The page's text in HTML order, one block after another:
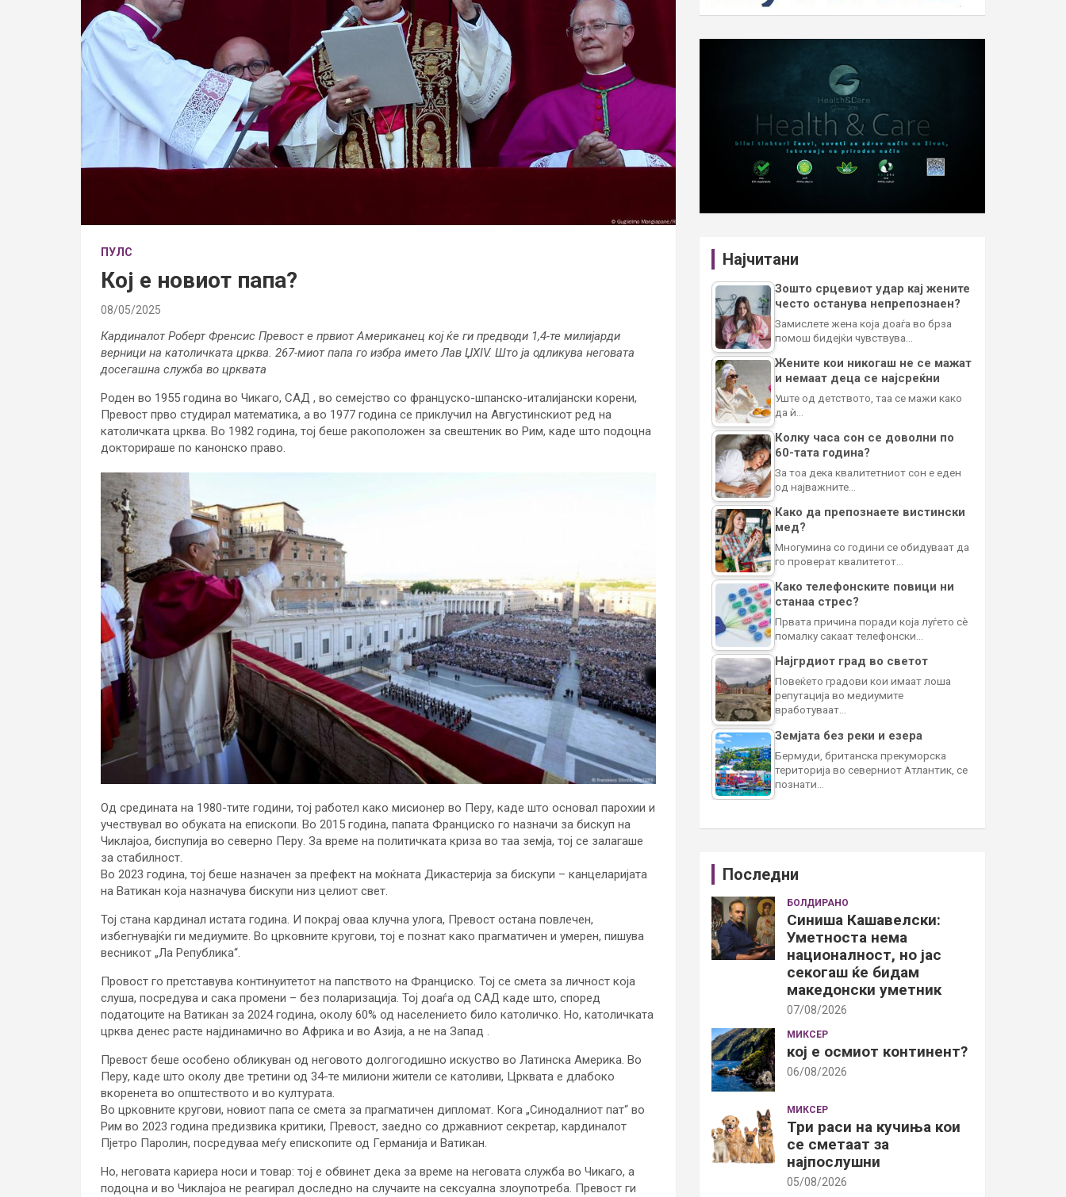
ПУЛС
Кој е новиот папа?
08/05/2025
Кардиналот Роберт Френсис Превост е првиот Американец кој ќе ги предводи 1,4-те милијарди
верници на католичката црква. 267-миот папа го избра името Лав ЏXIV. Што ја одликува неговата
досегашна служба во црквата
Роден во 1955 година во Чикаго, САД , во семејство со француско-шпанско-италијански корени,
Превост прво студирал математика, а во 1977 година се приклучил на Августинскиот ред на
католичката црква. Во 1982 година, тој беше ракоположен за свештеник во Рим, каде што подоцна
докторираше по канонско право.
Од средината на 1980-тите години, тој работел како мисионер во Перу, каде што основал парохии и
учествувал во обуката на епископи. Во 2015 година, папата Франциско го назначи за бискуп на
Чиклајоа, биспупија во северно Перу. За време на политичката криза во таа земја, тој се залагаше
за стабилност.
Во 2023 година, тој беше назначен за префект на моќната Дикастерија за бискупи – канцеларијата
на Ватикан која назначува бискупи низ целиот свет.
Тој стана кардинал истата година. И покрај оваа клучна улога, Превост остана повлечен,
избегнувајќи ги медиумите. Во црковните кругови, тој е познат како прагматичен и умерен, пишува
весникот „Ла Република“.
Провост го претставува континуитетот на папството на Франциско. Тој се смета за личност која
слуша, посредува и сака промени – без поларизација. Тој доаѓа од САД каде што, според
податоците на Ватикан за 2024 година, околу 60% од населението било католичко. Но, католичката
црква денес расте најдинамично во Африка и во Азија, а не на Запад .
Превост беше особено обликуван од неговото долгогодишно искуство во Латинска Америка. Во
Перу, каде што околу две третини од 34-те милиони жители се католиви, Црквата е длабоко
вкоренета во општеството и во културата.
Во црковните кругови, новиот папа се смета за прагматичен дипломат. Кога „Синодалниот пат“ во
Рим во 2023 година предизвика критики, Превост, заедно со државниот секретар, кардиналот
Пјетро Паролин, посредуваа меѓу епископите од Германија и Ватикан.
Но, неговата кариера носи и товар: тој е обвинет дека за време на неговата служба во Чикаго, а
подоцна и во Чиклајоа не реагирал доследно на случаите на сексуална злоупотреба. Превост ги
Најчитани
Зошто срцевиот удар кај жените
често останува непрепознаен?
Замислете жена која доаѓа во брза
помош бидејќи чувствува…
Жените кои никогаш не се мажат
и немаат деца се најсреќни
Уште од детството, таа се мажи како
да ѝ…
Колку часа сон се доволни по
60-тата година?
За тоа дека квалитетниот сон е еден
од најважните…
Како да препознаете вистински
мед?
Многумина со години се обидуваат да
го проверат квалитетот…
Како телефонските повици ни
станаа стрес?
Првата причина поради која луѓето сè
помалку сакаат телефонски…
Најгрдиот град во светот
Повеќето градови кои имаат лоша
репутација во медиумите
вработуваат…
Земјата без реки и езера
Бермуди, британска прекуморска
територија во северниот Атлантик, се
познати…
Последни
БОЛДИРАНО
Синиша Кашавелски:
Уметноста нема
националност, но јас
секогаш ќе бидам
македонски уметник
07/08/2026
МИКСЕР
кој е осмиот континент?
06/08/2026
МИКСЕР
Три раси на кучиња кои
се сметаат за
најпослушни
05/08/2026